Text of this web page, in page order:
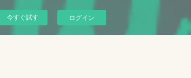
今すぐ試す ログイン